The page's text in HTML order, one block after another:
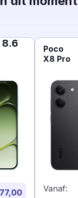
8.6
Poco
X8 Pro
Vanaf: